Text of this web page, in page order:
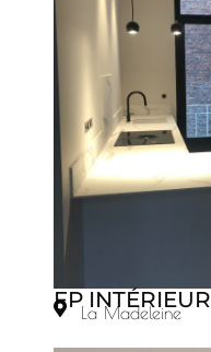
FP INTÉRIEUR
La Madeleine